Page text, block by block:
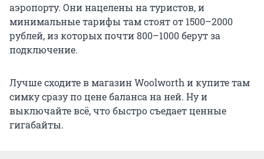
аэропорту. Они нацелены на туристов, и
минимальные тарифы там стоят от 1500–2000
рублей, из которых почти 800–1000 берут за
подключение.
Лучше сходите в магазин Woolworth и купите там
симку сразу по цене баланса на ней. Ну и
выключайте всё, что быстро съедает ценные
гигабайты.